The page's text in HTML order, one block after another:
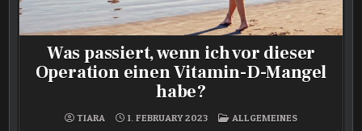
Was passiert, wenn ich vor dieser
Operation einen Vitamin-D-Mangel
habe?
TIARA 1. FEBRUARY 2023
POSTED
ALLGEMEINES